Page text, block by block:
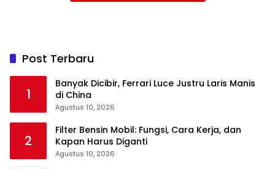
Post Terbaru
1
Banyak Dicibir, Ferrari Luce Justru Laris Manis
di China
Agustus 10, 2026
2
Filter Bensin Mobil: Fungsi, Cara Kerja, dan
Kapan Harus Diganti
Agustus 10, 2026